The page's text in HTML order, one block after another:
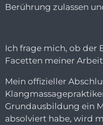
Berührung zulassen
Ich frage mich, ob der
Facetten meiner
Mein offizieller
Grundausbildung ein
absolviert habe, wird